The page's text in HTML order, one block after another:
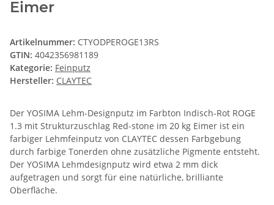
Eimer
Artikelnummer: CTYODPEROGE13RS
GTIN: 4042356981189
Kategorie: Feinputz
Hersteller: CLAYTEC
Der YOSIMA Lehm-Designputz im Farbton Indisch-Rot ROGE
1.3 mit Strukturzuschlag Red-stone im 20 kg Eimer ist ein
farbiger Lehmfeinputz von CLAYTEC dessen Farbgebung
durch farbige Tonerden ohne zusätzliche Pigmente entsteht.
Der YOSIMA Lehmdesignputz wird etwa 2 mm dick
aufgetragen und sorgt für eine natürliche, brilliante
Oberfläche.